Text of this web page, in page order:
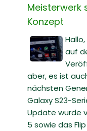
Meisterwerk
Konzept
auf
aber, es ist
nächsten
Galaxy S23-
Update wurde
5 sowie das